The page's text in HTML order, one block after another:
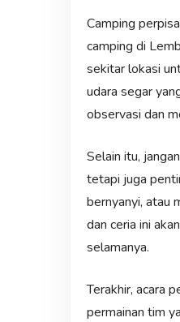
Camping
camping di
sekitar lokasi
udara segar
observasi dan
Selain itu,
tetapi juga
bernyanyi, atau
dan ceria ini
selamanya.
Terakhir, acara
permainan tim